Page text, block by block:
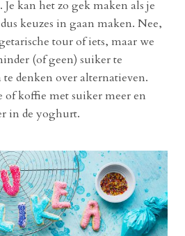
kan het zo gek maken als je
keuzes in gaan maken. Nee,
tour of iets, maar we
(of geen) suiker te
denken over alternatieven.
koffie met suiker meer en
in de yoghurt.